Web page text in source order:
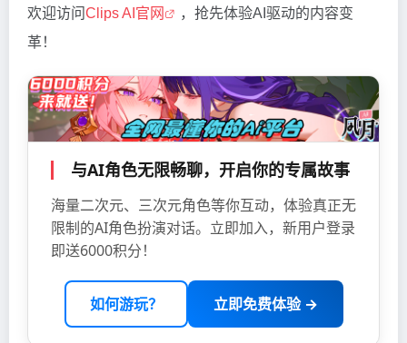
欢迎访问Clips AI官网
，抢先体验AI驱动的内容变
革！
与AI角色无限畅聊，开启你的专属故事
海量二次元、三次元角色等你互动，体验真正无
限制的AI角色扮演对话。立即加入，新用户登录
即送6000积分！
如何游玩？ 立即免费体验 →